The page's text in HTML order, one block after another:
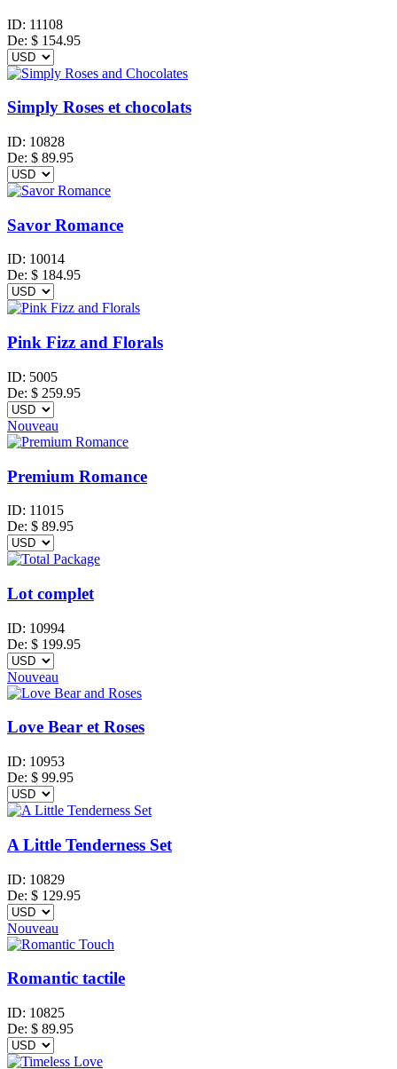
ID: 11108
De: $ 154.95
Simply Roses et chocolats
ID: 10828
De: $ 89.95
Savor Romance
ID: 10014
De: $ 184.95
Pink Fizz and Florals
ID: 5005
De: $ 259.95
Nouveau
Premium Romance
ID: 11015
De: $ 89.95
Lot complet
ID: 10994
De: $ 199.95
Nouveau
Love Bear et Roses
ID: 10953
De: $ 99.95
A Little Tenderness Set
ID: 10829
De: $ 129.95
Nouveau
Romantic tactile
ID: 10825
De: $ 89.95